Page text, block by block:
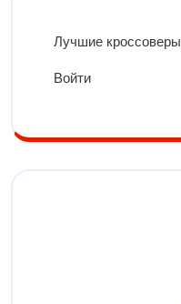
Лучшие кроссоверы
Войти